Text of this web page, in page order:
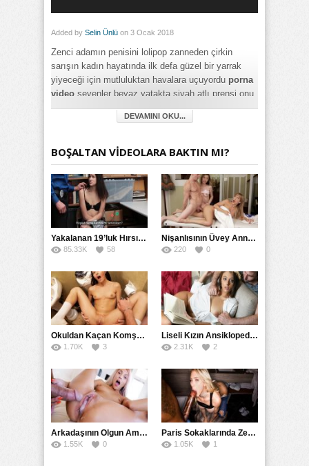
Added by Selin Ünlü on 3 Ocak 2018
Zenci adamın penisini lolipop zanneden çirkin
sarışın kadın hayatında ilk defa güzel bir yarrak
yiyeceği için mutluluktan havalara uçuyordu porna
video sevenler beyaz yatakta siyah atlı prensi onu
güzelce kıvama getiriyor siyahi adam iri penisi ile
sarışının amına çakmak için acele ediyor.
Category:
Genç,
DEVAMINI OKU...
BOŞALTAN VİDEOLARA BAKTIN MI?
Yakalanan 19’luk Hırsız Bedelini Amıyla Ödedi
85.33K 58
Nişanlısının Üvey Annesine Masaj Yaparken Yarağı Kaydı
220 0
Okuldan Kaçan Komşu Kızını Bakire Sanıp Götten Sikti
1.70K 3
Liseli Kızın Ansiklopedisini Kitap Gibi Tane Tane Okudu
2.31K 2
Arkadaşının Olgun Amcasına Siktirip İçine Boşalmasını İstedi
1.55K 0
Paris Sokaklarında Zenci Yarağını Gırtlağına Kadar İndirdi
1.05K 1